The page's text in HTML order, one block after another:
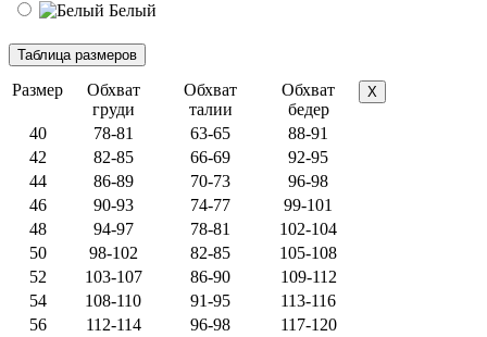
Белый
Размер
Обхват
груди
Обхват
талии
Обхват
бедер
X
40 78-81 63-65
88-91
42
82-85 66-69
92-95
44
86-89 70-73
96-98
46
90-93 74-77
99-101
48
94-97 78-81
102-104
50
98-102 82-85
105-108
52
103-107 86-90
109-112
54
108-110 91-95
113-116
56
112-114 96-98
117-120